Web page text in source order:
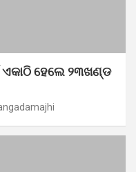
ଏକାଠି ହେଲେ ୨୩ଖଣ୍ଡ